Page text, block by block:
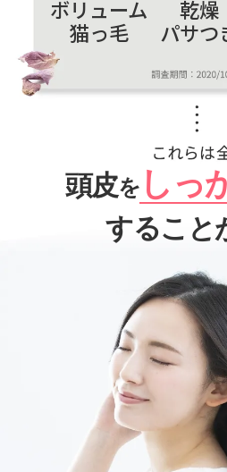
ボリューム
猫っ毛
乾燥
パサつ
頭皮を しっ
すること